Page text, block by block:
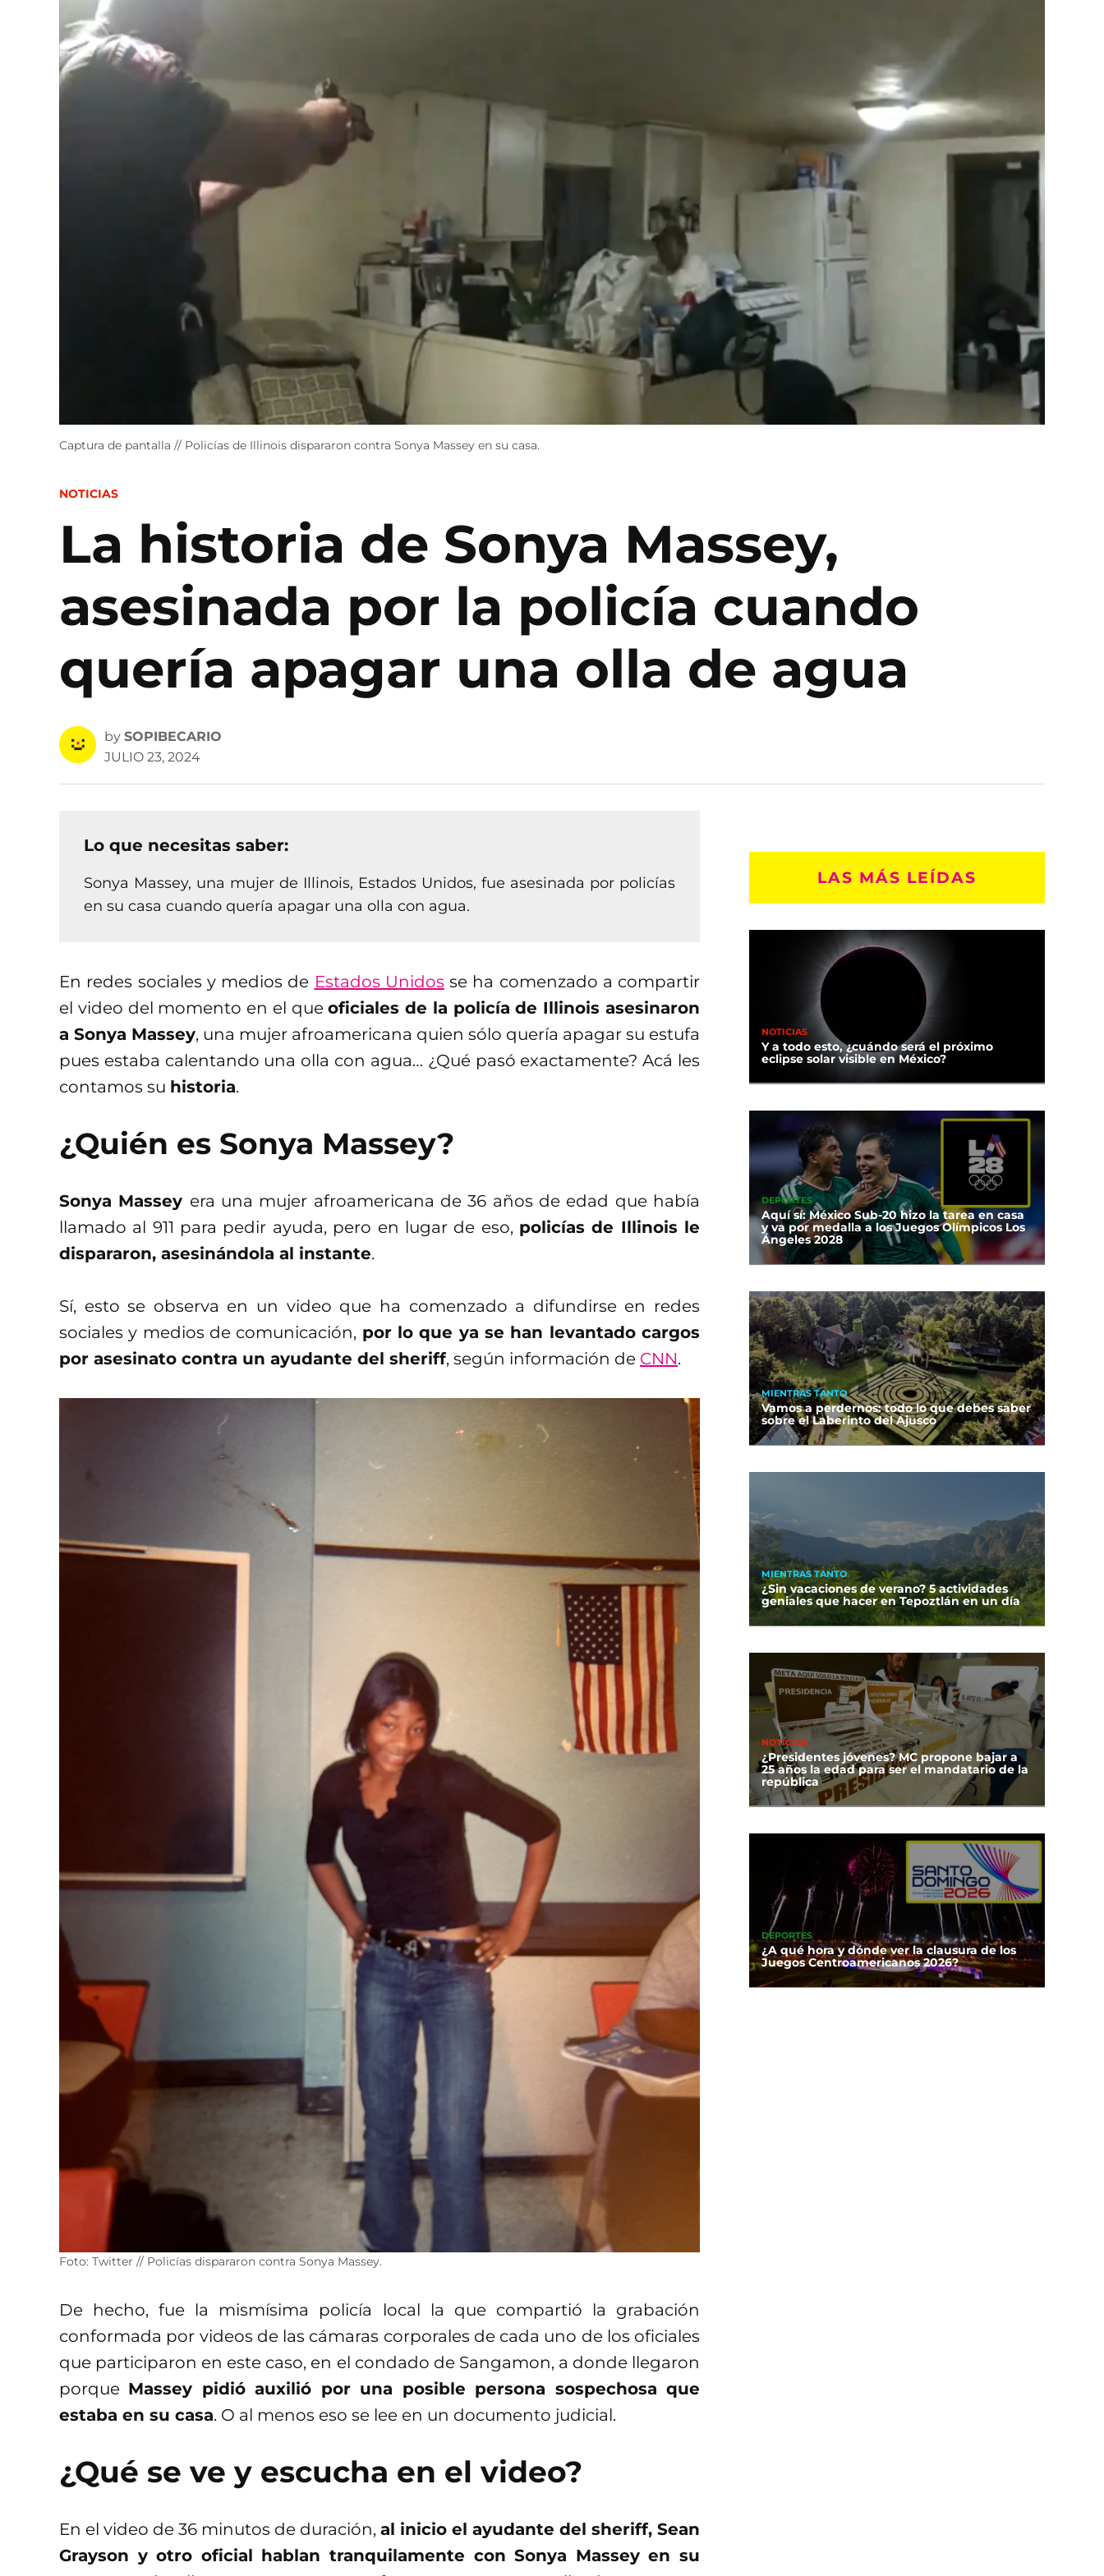
Captura de pantalla // Policías de Illinois dispararon contra Sonya Massey en su casa.
POSTED
NOTICIAS
La historia de Sonya Massey,
asesinada por la policía cuando
quería apagar una olla de agua
by SOPIBECARIO
JULIO 23, 2024
Lo que necesitas saber:
Sonya Massey, una mujer de Illinois, Estados Unidos, fue asesinada por policías
en su casa cuando quería apagar una olla con agua.
En redes sociales y medios de Estados Unidos se ha comenzado a compartir
el video del momento en el queoficiales de la policía de Illinois asesinaron
a Sonya Massey, una mujer afroamericana quien sólo quería apagar su estufa
pues estaba calentando una olla con agua… ¿Qué pasó exactamente? Acá les
contamos su historia.
¿Quién es Sonya Massey?
Sonya Massey era una mujer afroamericana de 36 años de edad que había
llamado al 911 para pedir ayuda, pero en lugar de eso, policías de Illinois le
dispararon, asesinándola al instante.
Sí, esto se observa en un video que ha comenzado a difundirse en redes
sociales y medios de comunicación, por lo que ya se han levantado cargos
por asesinato contra un ayudante del sheriff, según información de CNN.
Foto: Twitter // Policías dispararon contra Sonya Massey.
De hecho, fue la mismísima policía local la que compartió la grabación
conformada por videos de las cámaras corporales de cada uno de los oficiales
que participaron en este caso, en el condado de Sangamon, a donde llegaron
porque Massey pidió auxilió por una posible persona sospechosa que
estaba en su casa. O al menos eso se lee en un documento judicial.
¿Qué se ve y escucha en el video?
En el video de 36 minutos de duración, al inicio el ayudante del sheriff, Sean
Grayson y otro oficial hablan tranquilamente con Sonya Massey en su
LAS MÁS LEÍDAS
NOTICIAS
Y a todo esto, ¿cuándo será el próximo
eclipse solar visible en México?
DEPORTES
Aquí sí: México Sub-20 hizo la tarea en casa
y va por medalla a los Juegos Olímpicos Los
Ángeles 2028
MIENTRAS TANTO
Vamos a perdernos: todo lo que debes saber
sobre el Laberinto del Ajusco
MIENTRAS TANTO
¿Sin vacaciones de verano? 5 actividades
geniales que hacer en Tepoztlán en un día
NOTICIAS
¿Presidentes jóvenes? MC propone bajar a
25 años la edad para ser el mandatario de la
república
DEPORTES
¿A qué hora y dónde ver la clausura de los
Juegos Centroamericanos 2026?